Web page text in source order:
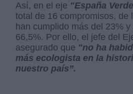
Así, en el eje "España
total de 16 compromisos, de
han cumplido más del 23% y
66,5%. Por ello, el jefe del
asegurado que "no ha
más ecologista en la
nuestro país”.